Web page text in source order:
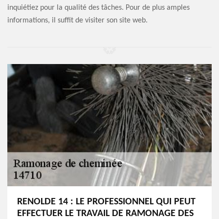
inquiétiez pour la qualité des tâches. Pour de plus amples
informations, il suffit de visiter son site web.
RENOLDE 14 : LE PROFESSIONNEL QUI PEUT
EFFECTUER LE TRAVAIL DE RAMONAGE DES